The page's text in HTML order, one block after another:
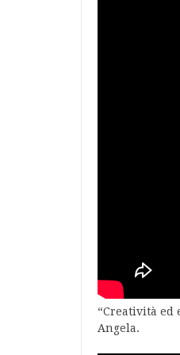
“Creatività ed
Angela.